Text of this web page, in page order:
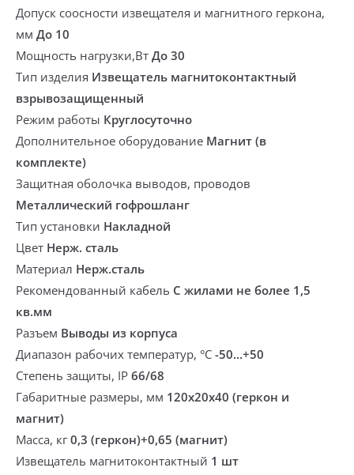
Допуск соосности извещателя и магнитного геркона,
мм До 10
Мощность нагрузки,Вт До 30
Тип изделия Извещатель магнитоконтактный
взрывозащищенный
Режим работы Круглосуточно
Дополнительное оборудование Магнит (в
комплекте)
Защитная оболочка выводов, проводов
Металлический гофрошланг
Тип установки Накладной
Цвет Нерж. сталь
Материал Нерж.сталь
Рекомендованный кабель С жилами не более 1,5
кв.мм
Разъем Выводы из корпуса
Диапазон рабочих температур, °С -50...+50
Степень защиты, IP 66/68
Габаритные размеры, мм 120х20х40 (геркон и
магнит)
Масса, кг0,3 (геркон)+0,65 (магнит)
Извещатель магнитоконтактный 1 шт